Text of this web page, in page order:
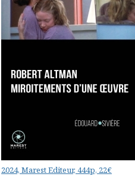
2024, Marest Editeur, 444p, 22€